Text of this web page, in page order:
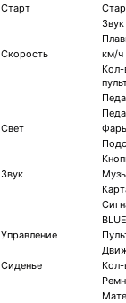
Старт
Скорость
км/ч
Свет
Звук
Управление
Сиденье
Кол-